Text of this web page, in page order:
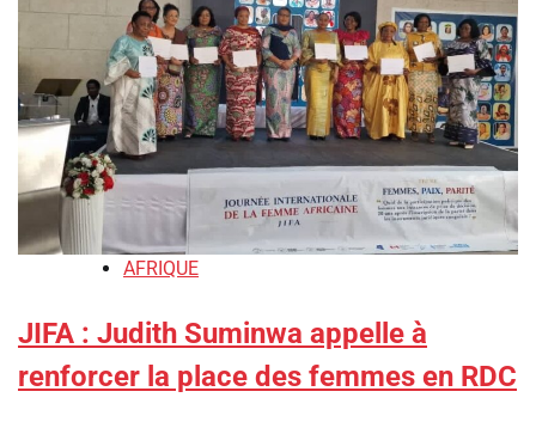
AFRIQUE
JIFA : Judith Suminwa appelle à
renforcer la place des femmes en RDC